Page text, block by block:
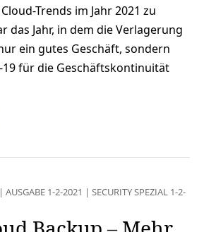
Trends im Jahr 2021 zu
das Jahr, in dem die Verlagerung
ein gutes Geschäft, sondern
19 für die Geschäftskontinuität
| AUSGABE 1-2-2021 | SECURITY SPEZIAL 1-2-